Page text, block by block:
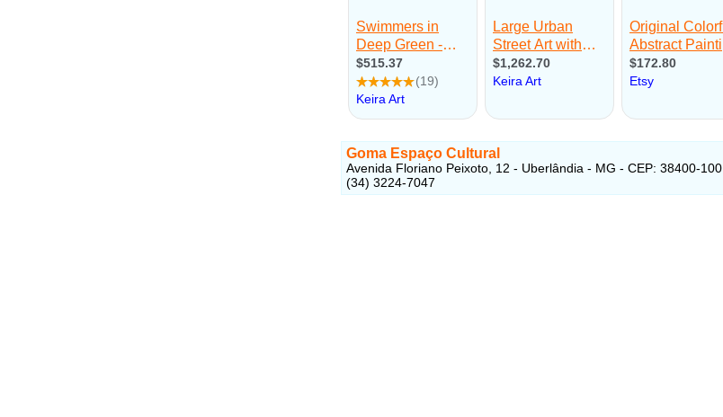
Goma Espaço Cultural
Avenida Floriano Peixoto, 12 - Uberlândia - MG - CEP: 38400-100
(34) 3224-7047